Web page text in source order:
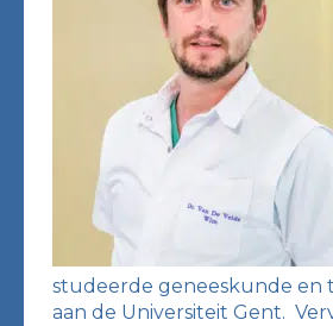
studeerde geneeskunde en
aan de Universiteit Gent.